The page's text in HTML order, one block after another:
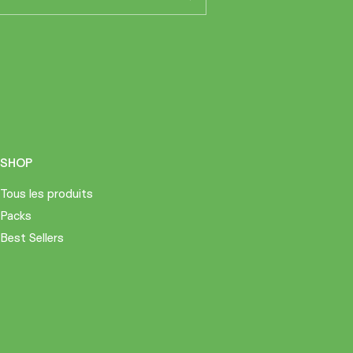
SHOP
Tous les produits
Packs
Best Sellers